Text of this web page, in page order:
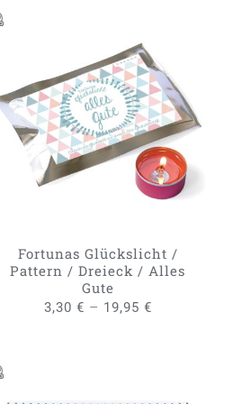
AUSFÜHRUNG WÄHLEN DIESES
PRODUKT
WEIST
MEHRERE
AUF.
KÖNNEN
AUF
/
QUICK VIEW
Fortunas Glückslicht /
Pattern / Dreieck / Alles
Gute
3,30 € – 19,95 €